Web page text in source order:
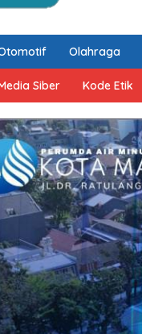
Olahraga
Siber Kode Etik